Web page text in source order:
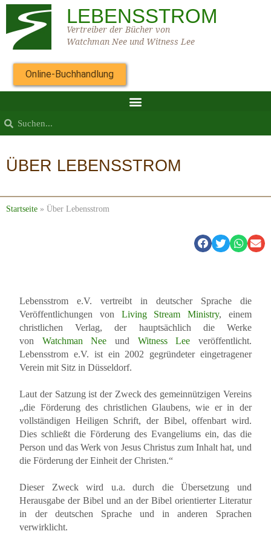
LEBENSSTROM
Vertreiber der Bücher von
Watchman Nee und Witness Lee
Online-Buchhandlung
ÜBER LEBENSSTROM
Startseite » Über Lebensstrom
Lebensstrom e.V. vertreibt in deutscher Sprache die
Veröffentlichungen von Living Stream Ministry, einem
christlichen Verlag, der hauptsächlich die Werke
von Watchman Nee und Witness Lee veröffentlicht.
Lebensstrom e.V. ist ein 2002 gegründeter eingetragener
Verein mit Sitz in Düsseldorf.
Laut der Satzung ist der Zweck des gemeinnützigen Vereins
„die Förderung des christlichen Glaubens, wie er in der
vollständigen Heiligen Schrift, der Bibel, offenbart wird.
Dies schließt die Förderung des Evangeliums ein, das die
Person und das Werk von Jesus Christus zum Inhalt hat, und
die Förderung der Einheit der Christen.“
Dieser Zweck wird u.a. durch die Übersetzung und
Herausgabe der Bibel und an der Bibel orientierter Literatur
in der deutschen Sprache und in anderen Sprachen
verwirklicht.